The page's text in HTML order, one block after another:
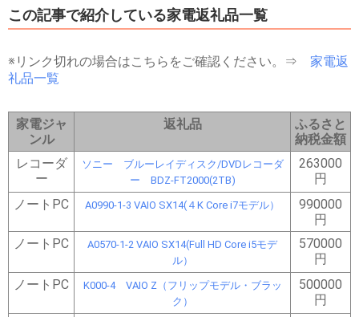
この記事で紹介している家電返礼品一覧
※リンク切れの場合はこちらをご確認ください。⇒ 家電返
礼品一覧
家電ジャ
ンル
返礼品
ふるさと
納税金額
レコーダ
ー
ソニー ブルーレイディスク/DVDレコーダ
ー BDZ-FT2000(2TB)
263000
円
ノートPC
A0990-1-3 VAIO SX14(４K Core i7モデル）
990000
円
ノートPC
A0570-1-2 VAIO SX14(Full HD Core i5モデ
ル）
570000
円
ノートPC
K000-4 VAIO Z（フリップモデル・ブラッ
ク）
500000
円